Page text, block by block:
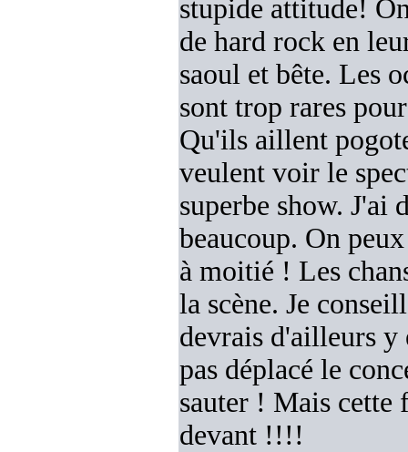
stupide attitude!
de hard rock en
saoul et bête. Les
sont trop rares
Qu'ils aillent
veulent voir le
superbe show. J'ai
beaucoup. On
à moitié ! Les
la scène. Je
devrais d'ailleurs y
pas déplacé le
sauter ! Mais cette
devant !!!!